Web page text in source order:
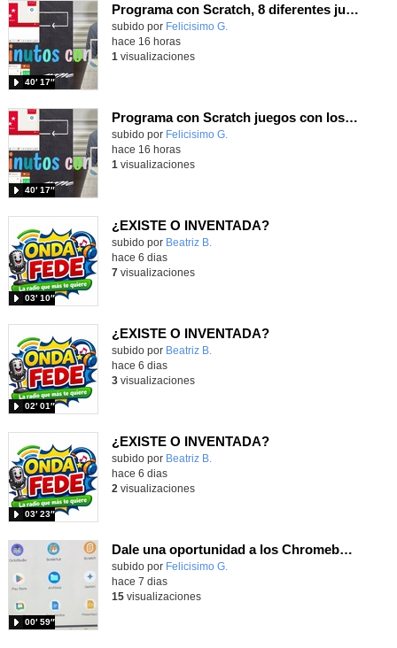
Programa con Scratch, 8 diferentes juegos para vivir la emoción de los partidos de España en el mundial 2026
Contenido educativo.
subido por Felicisimo G.
40′ 17″
hace 16 horas
1 visualizaciones
Programa con Scratch juegos con los partidos del mundial 2026 ganados por España
Contenido educativo.
subido por Felicisimo G.
40′ 17″
hace 16 horas
1 visualizaciones
¿EXISTE O INVENTADA?
Contenido educativo.
subido por Beatriz B.
03′ 10″
hace 6 dias
7visualizaciones
¿EXISTE O INVENTADA?
Contenido educativo.
subido por Beatriz B.
02′ 01″
hace 6 dias
3visualizaciones
¿EXISTE O INVENTADA?
Contenido educativo.
subido por Beatriz B.
03′ 23″
hace 6 dias
2 visualizaciones
Dale una oportunidad a los Chromebooks y utiliza un proyector para realizar talleres si no tienes pantallas táctiles
Contenido educativo.
subido por Felicisimo G.
00′ 59″
hace 7 dias
15visualizaciones